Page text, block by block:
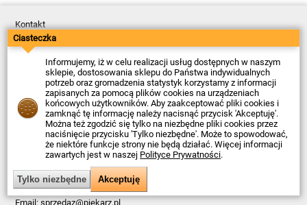
Kontakt
Dostawa
Płatność
Zwroty
Reklamacje
Regulamin
Polityka Prywatności
O Firmie
Data ostatniej aktualizacji: 2026-08-07
© Firma Piekarz Sp. z o.o. 2000-2026
Sklep elektroniczny Firma Piekarz Sp. z o.o.
ul. Wólczyńska 206
01-919 Warszawa
NIP: 118-15-77-240
Email:sprzedaz@piekarz.pl
Ciasteczka
Informujemy, iż w celu realizacji usług dostępnych w naszym
sklepie, dostosowania sklepu do Państwa indywidualnych
potrzeb oraz gromadzenia statystyk korzystamy z informacji
zapisanych za pomocą plików cookies na urządzeniach
końcowych użytkowników. Aby zaakceptować pliki cookies i
zamknąć tę informację należy nacisnąć przycisk 'Akceptuję'.
Można też zgodzić się tylko na niezbędne pliki cookies przez
naciśnięcie przycisku 'Tylko niezbędne'. Może to spowodować,
że niektóre funkcje strony nie będą działać. Więcej informacji
zawartych jest w naszej Polityce Prywatności.